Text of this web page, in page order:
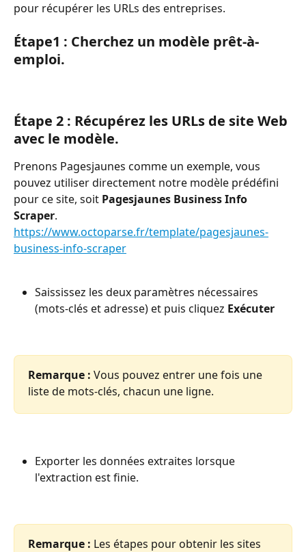
pour récupérer les URLs des entreprises.
Étape1 : Cherchez un modèle prêt-à-
emploi.
Étape 2 : Récupérez les URLs de site Web
avec le modèle.
Prenons Pagesjaunes comme un exemple, vous
pouvez utiliser directement notre modèle prédéfini
pour ce site, soit Pagesjaunes Business Info
Scraper.
https://www.octoparse.fr/template/pagesjaunes-
business-info-scraper
Saississez les deux paramètres nécessaires
(mots-clés et adresse) et puis cliquez Exécuter
Remarque : Vous pouvez entrer une fois une
liste de mots-clés, chacun une ligne.
Exporter les données extraites lorsque
l'extraction est finie.
Remarque : Les étapes pour obtenir les sites